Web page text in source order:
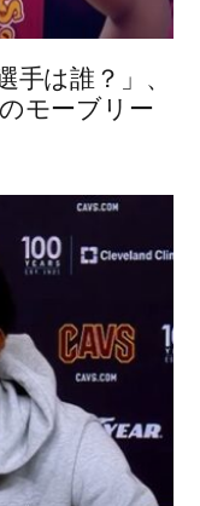
手は誰？」、
モーブリー